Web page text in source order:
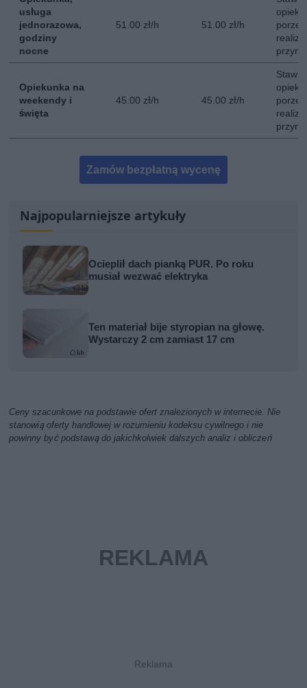
usługa
jednorazowa,
godziny
nocne
51.00 zł/h 51.00 zł/h
opieki
porze
Opiekunka na
weekendy i
święta
45.00 zł/h 45.00 zł/h
opieki
porze
Zamów bezpłatną wycenę
Najpopularniejsze artykuły
Ocieplił dach pianką PUR. Po roku
musiał wezwać elektryka
Ten materiał bije styropian na głowę.
Wystarczy 2 cm zamiast 17 cm
Ceny szacunkowe na podstawie ofert znalezionych w internecie. Nie
stanowią oferty handlowej w rozumieniu kodeksu cywilnego i nie
powinny być podstawą do jakichkolwiek dalszych analiz i obliczeń